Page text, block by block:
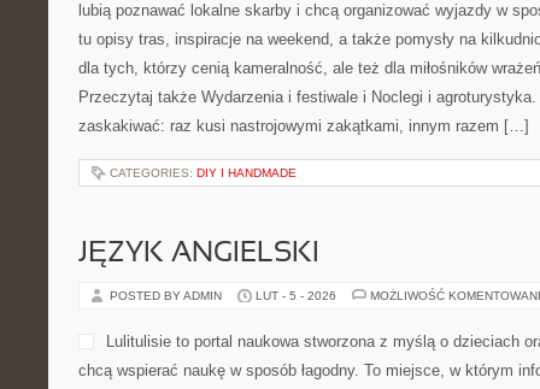
lubią poznawać lokalne skarby i chcą organizować wyjazdy w
tu opisy tras, inspiracje na weekend, a także pomysły na
dla tych, którzy cenią kameralność, ale też dla miłośników
Przeczytaj także Wydarzenia i festiwale i Noclegi i
zaskakiwać: raz kusi nastrojowymi zakątkami, innym razem […]
CATEGORIES: DIY I HANDMADE
JĘZYK ANGIELSKI
POSTED BY ADMIN LUT - 5 - 2026 MOŻLIWOŚĆ
Lulitulisie to portal naukowa stworzona z myślą o dzieciach
chcą wspierać naukę w sposób łagodny. To miejsce, w którym